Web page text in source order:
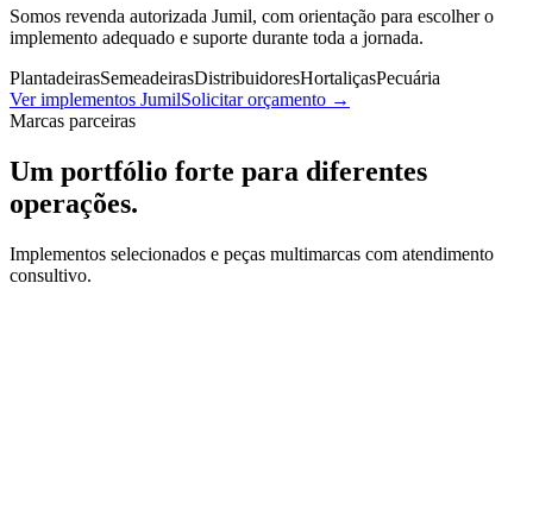
Somos revenda autorizada Jumil, com orientação para escolher o
implemento adequado e suporte durante toda a jornada.
PlantadeirasSemeadeirasDistribuidoresHortaliçasPecuária
Ver implementos JumilSolicitar orçamento →
Marcas parceiras
Um portfólio forte para diferentes
operações.
Implementos selecionados e peças multimarcas com atendimento
consultivo.